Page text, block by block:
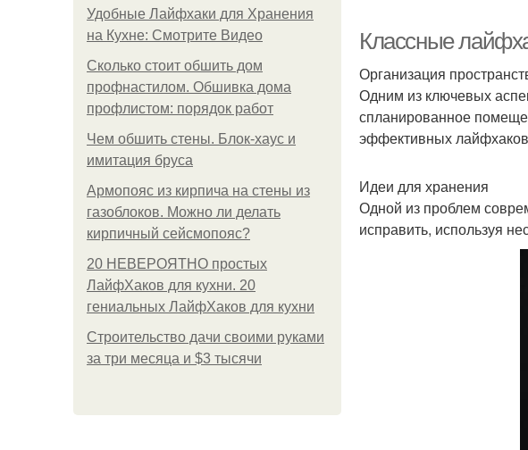
Удобные Лайфхаки для Хранения
на Кухне: Смотрите Видео
Сколько стоит обшить дом
профнастилом. Обшивка дома
профлистом: порядок работ
Чем обшить стены. Блок-хаус и
имитация бруса
Армопояс из кирпича на стены из
газоблоков. Можно ли делать
кирпичный сейсмопояс?
20 НЕВЕРОЯТНО простых
ЛайфХаков для кухни. 20
гениальных ЛайфХаков для кухни
Строительство дачи своими руками
за три месяца и $3 тысячи
Классные
Организация
Одним из ключевых
спланированное
эффективных
Идеи для хранения
Одной из проблем
исправить, используя